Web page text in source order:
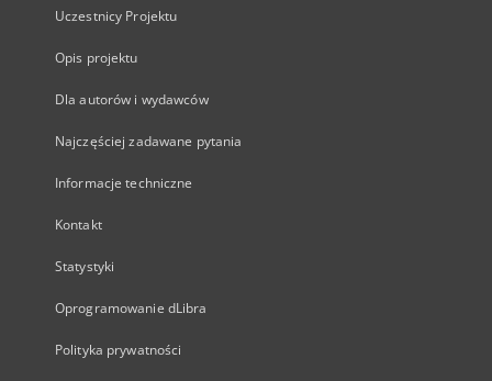
Uczestnicy Projektu
Opis projektu
Dla autorów i wydawców
Najczęściej zadawane pytania
Informacje techniczne
Kontakt
Statystyki
Oprogramowanie dLibra
Polityka prywatności